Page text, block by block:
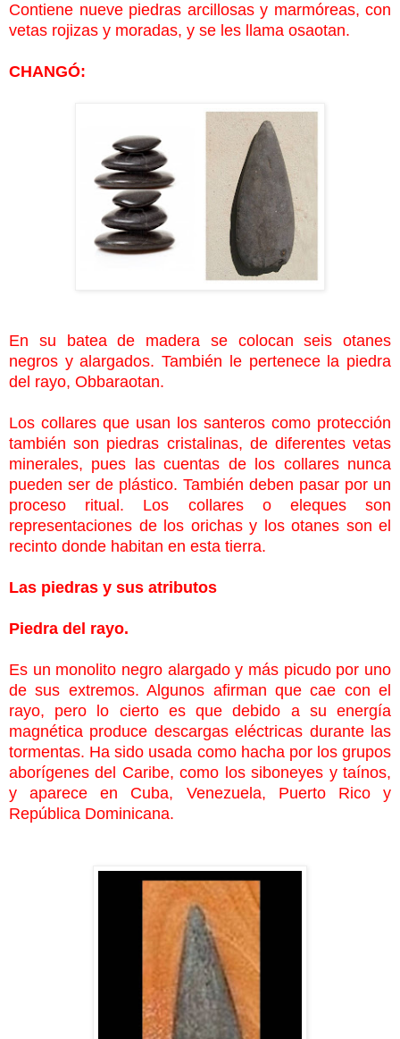
Contiene nueve piedras arcillosas y marmóreas, con
vetas rojizas y moradas, y se les llama osaotan.
CHANGÓ:
En su batea de madera se colocan seis otanes
negros y alargados. También le pertenece la piedra
del rayo, Obbaraotan.
Los collares que usan los santeros como protección
también son piedras cristalinas, de diferentes vetas
minerales, pues las cuentas de los collares nunca
pueden ser de plástico. También deben pasar por un
proceso ritual. Los collares o eleques son
representaciones de los orichas y los otanes son el
recinto donde habitan en esta tierra.
Las piedras y sus atributos
Piedra del rayo.
Es un monolito negro alargado y más picudo por uno
de sus extremos. Algunos afirman que cae con el
rayo, pero lo cierto es que debido a su energía
magnética produce descargas eléctricas durante las
tormentas. Ha sido usada como hacha por los grupos
aborígenes del Caribe, como los siboneyes y taínos,
y aparece en Cuba, Venezuela, Puerto Rico y
República Dominicana.